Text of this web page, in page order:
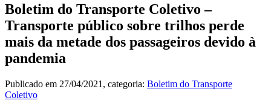
Boletim do Transporte Coletivo –
Transporte público sobre trilhos perde
mais da metade dos passageiros devido à
pandemia
Publicado em 27/04/2021 , categoria: Boletim do Transporte
Coletivo